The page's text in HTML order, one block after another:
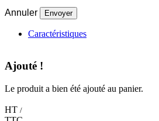
Annuler
Caractéristiques
Ajouté !
Le produit a bien été ajouté au panier.
HT /